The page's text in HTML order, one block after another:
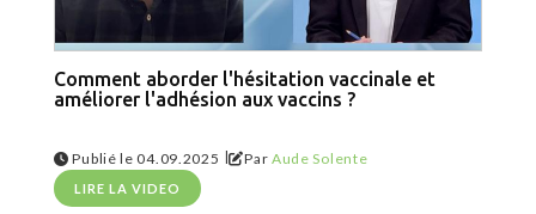
Comment aborder l'hésitation vaccinale et
améliorer l'adhésion aux vaccins ?
Publié le 04.09.2025 | Par Aude Solente
LIRE LA VIDEO